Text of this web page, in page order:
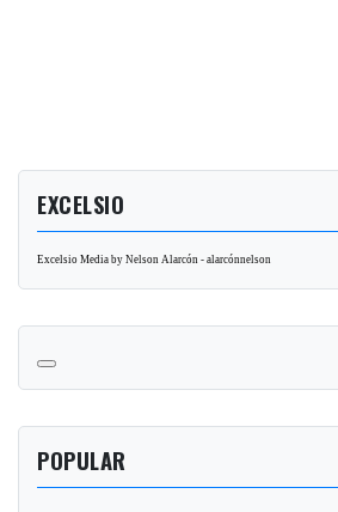
EXCELSIO
Excelsio Media by Nelson Alarcón - alarcónnelson
POPULAR